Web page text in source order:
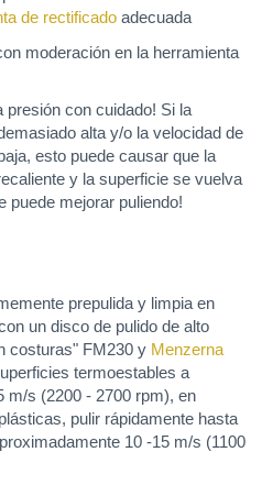
de rectificado adecuada
moderación en la herramienta
presión con cuidado! Si la
alta y/o la velocidad de
esto puede causar que la
y la superficie se vuelva
puede mejorar puliendo!
prepulida y limpia en
un disco de pulido de alto
costuras" FM230 y Menzerna
termoestables a
m/s (2200 - 2700 rpm), en
pulir rápidamente hasta
10 -15 m/s (1100